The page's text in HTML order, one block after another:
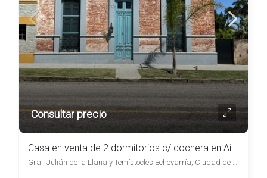
Consultar precio
Casa en venta de 2 dormitorios c/ cochera en Aiguá
Gral. Julián de la Llana y Temístocles Echevarría, Ciudad de Aiguá, , Aiguá